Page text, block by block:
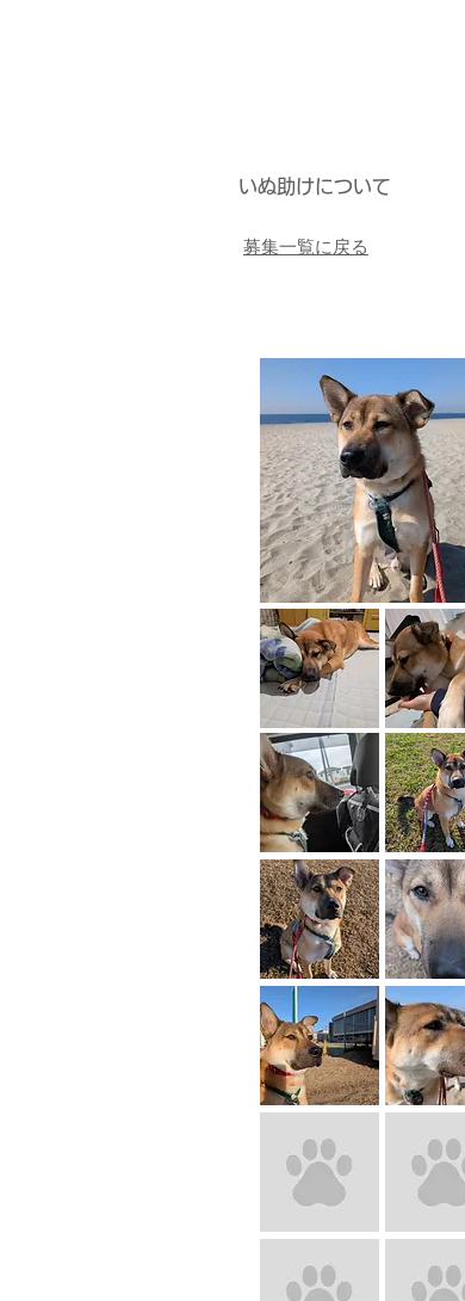
いぬ助けについて
募集一覧に戻る